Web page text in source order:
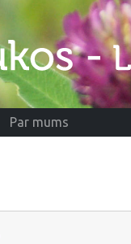
Par mums